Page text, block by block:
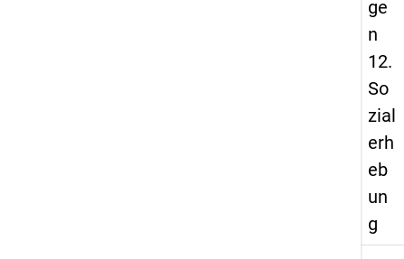
ge
n
12.
So
zial
erh
eb
un
g